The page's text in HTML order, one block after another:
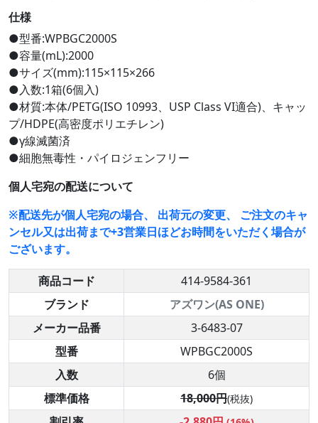
仕様
●型番:WPBGC2000S
●容量(mL):2000
●サイズ(mm):115×115×266
●入数:1箱(6個入)
●材質:本体/PETG(ISO 10993、USP Class VI適合)、キャッ
プ/HDPE(高密度ポリエチレン)
●γ線滅菌済
●細胞無毒性・パイロジェンフリー
個人宅宛の配送について
※配送先が個人宅宛の場合、 出荷元の変更、 ご注文のキャ
ンセル又は出荷まで+3営業日ほどお時間をいただく場合が
ございます。
商品コード
414-9584-361
ブランド
アズワン(AS ONE)
メーカー品番
3-6483-07
型番
WPBGC2000S
入数
6個
標準価格
18,000円(税抜)